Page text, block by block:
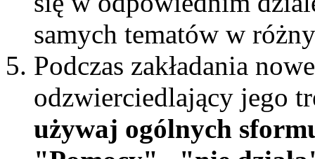
samych tematów w
Podczas zakładania
odzwierciedlający jego
używaj ogólnych